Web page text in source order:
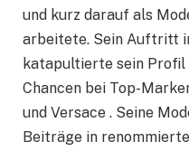
und kurz darauf als
arbeitete. Sein Auftritt
katapultierte sein
Chancen bei Top-
und Versace . Seine
Beiträge in